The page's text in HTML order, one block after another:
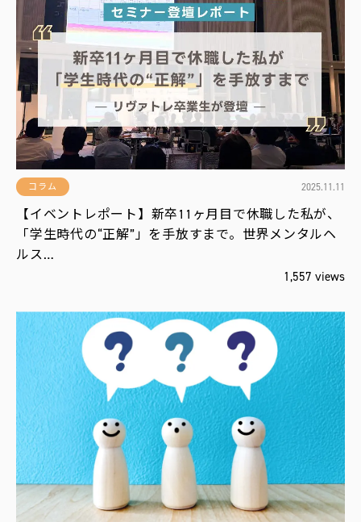
お
役
立
ち
編
集
部
お
す
め
運
営
コラム 2025.11.11
【イベントレポート】新卒11ヶ月目で休職した私が、
「学生時代の“正解”」を手放すまで。世界メンタルヘ
ルス…
1,557 views